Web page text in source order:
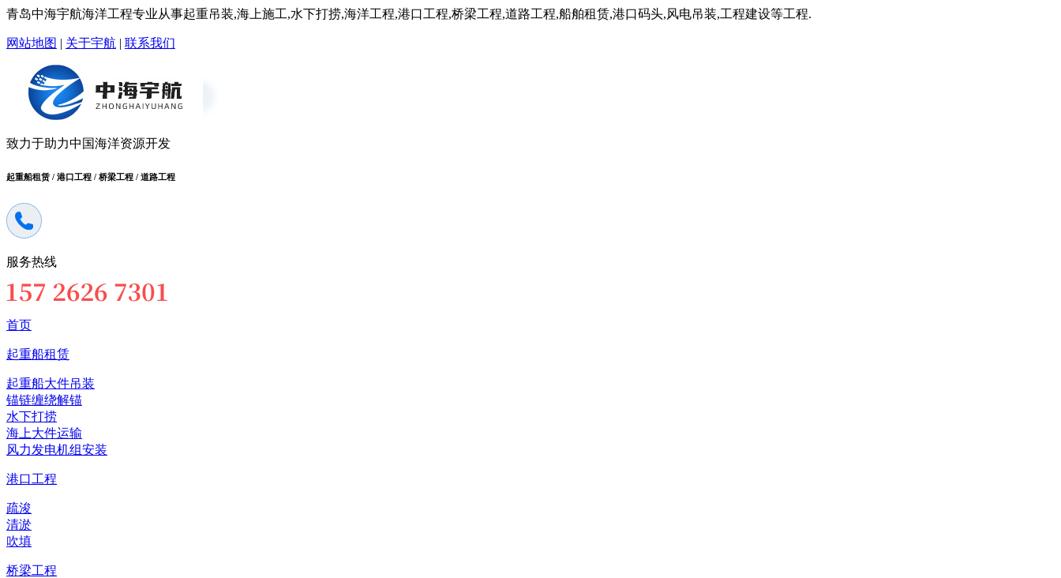
青岛中海宇航海洋工程专业从事起重吊装,海上施工,水下打捞,海洋工程,港口工程,桥梁工程,道路工程,船舶租赁,港口码头,风电吊装,工程建设等工程.
网站地图 | 关于宇航 | 联系我们
致力于助力中国海洋资源开发
起重船租赁 / 港口工程 / 桥梁工程 / 道路工程
服务热线
首页
起重船租赁
起重船大件吊装
锚链缠绕解锚
水下打捞
海上大件运输
风力发电机组安装
港口工程
疏浚
清淤
吹填
桥梁工程